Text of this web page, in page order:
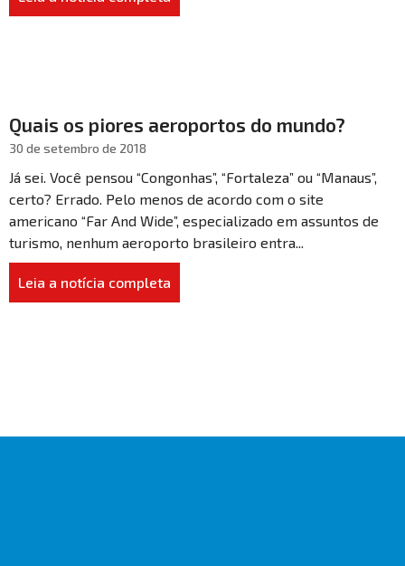
Quais os piores aeroportos do mundo?
30 de setembro de 2018
Já sei. Você pensou “Congonhas”, “Fortaleza” ou “Manaus”,
certo? Errado. Pelo menos de acordo com o site
americano “Far And Wide”, especializado em assuntos de
turismo, nenhum aeroporto brasileiro entra...
Leia a notícia completa